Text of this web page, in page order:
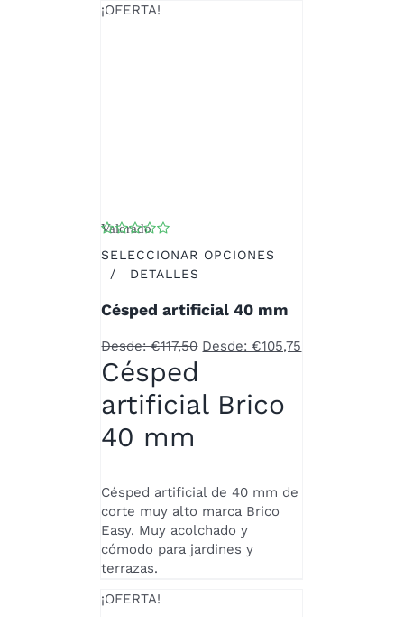
DE
¡OFERTA!
Valorado
SELECCIONAR OPCIONES
ESTE
TIENE
VARIANTES.
LAS
OPCIONES
SE
PUEDEN
ELEGIR
PÁGINA
DE
PRODUCTO
/ DETALLES
Césped artificial 40 mm
Desde:€117,50 Desde: €105,75
Césped
artificial Brico
40 mm
Césped artificial de 40 mm de
corte muy alto marca Brico
Easy. Muy acolchado y
cómodo para jardines y
terrazas.
¡OFERTA!